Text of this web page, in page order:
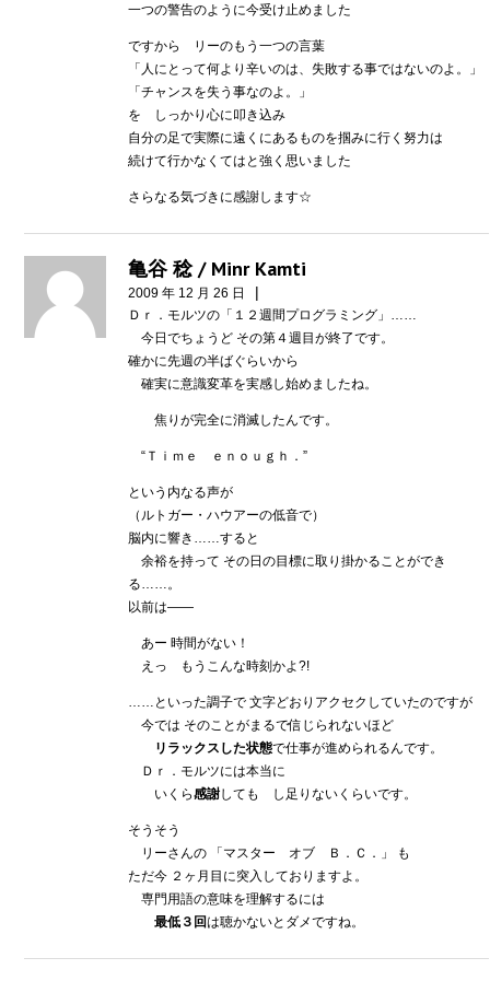
一つの警告のように今受け止めました
ですから リーのもう一つの言葉
「人にとって何より辛いのは、失敗する事ではないのよ。」
「チャンスを失う事なのよ。」
を しっかり心に叩き込み
自分の足で実際に遠くにあるものを掴みに行く努力は
続けて行かなくてはと強く思いました
さらなる気づきに感謝します☆
亀谷 稔 / Minr Kamti
2009 年 12 月 26 日 |
Ｄｒ．モルツの「１２週間プログラミング」……
今日でちょうど その第４週目が終了です。
確かに先週の半ばぐらいから
確実に意識変革を実感し始めましたね。
焦りが完全に消滅したんです。
“Ｔｉｍｅ ｅｎｏｕｇｈ．”
という内なる声が
（ルトガー・ハウアーの低音で）
脳内に響き……すると
余裕を持って その日の目標に取り掛かることができ
る……。
以前は――
あー 時間がない！
えっ もうこんな時刻かよ?!
……といった調子で 文字どおりアクセクしていたのですが
今では そのことがまるで信じられないほど
リラックスした状態で仕事が進められるんです。
Ｄｒ．モルツには本当に
いくら感謝しても し足りないくらいです。
そうそう
リーさんの 「マスター オブ Ｂ．Ｃ．」 も
ただ今 ２ヶ月目に突入しておりますよ。
専門用語の意味を理解するには
最低３回は聴かないとダメですね。